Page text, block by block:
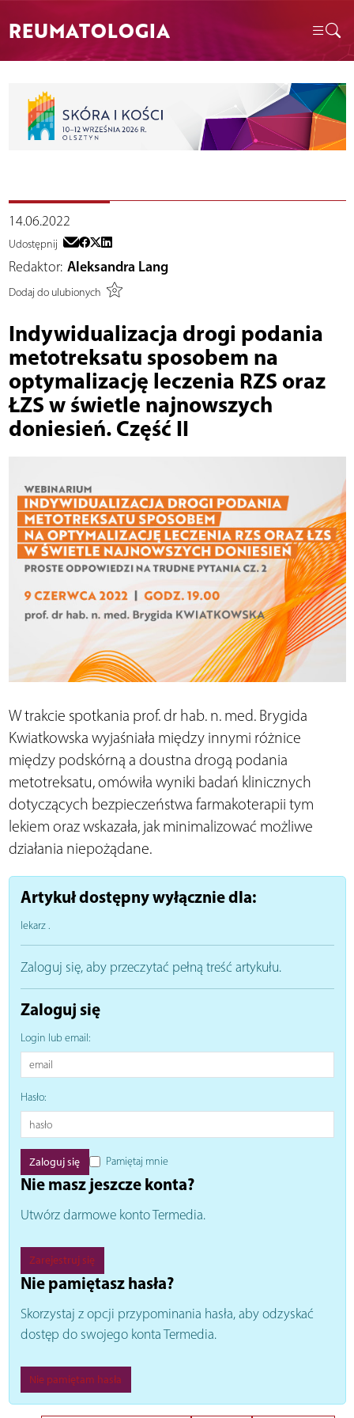
REUMATOLOGIA
14.06.2022
Udostępnij
Redaktor: Aleksandra Lang
Dodaj do ulubionych
Indywidualizacja drogi podania
metotreksatu sposobem na
optymalizację leczenia RZS oraz
ŁZS w świetle najnowszych
doniesień. Część II
W trakcie spotkania prof. dr hab. n. med. Brygida
Kwiatkowska wyjaśniała między innymi różnice
między podskórną a doustna drogą podania
metotreksatu, omówiła wyniki badań klinicznych
dotyczących bezpieczeństwa farmakoterapii tym
lekiem oraz wskazała, jak minimalizować możliwe
działania niepożądane.
Artykuł dostępny wyłącznie dla:
lekarz.
Zaloguj się, aby przeczytać pełną treść artykułu.
Zaloguj się
Login lub email:
Hasło:
Pamiętaj mnie
Nie masz jeszcze konta?
Utwórz darmowe konto Termedia.
Zarejestruj się
Nie pamiętasz hasła?
Skorzystaj z opcji przypominania hasła, aby odzyskać
dostęp do swojego konta Termedia.
Nie pamiętam hasła